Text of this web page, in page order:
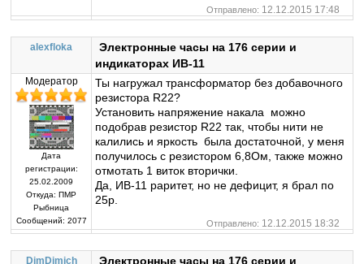
Отправлено: 12.12.2015 17:48
alexfloka
Электронные часы на 176 серии и
индикаторах ИВ-11
Модератор
Дата
регистрации:
25.02.2009
Откуда: ПМР
Рыбница
Сообщений: 2077
Ты нагружал трансформатор без добавочного
резистора R22?
Установить напряжение накала можно
подобрав резистор R22 так, чтобы нити не
калились и яркость была достаточной, у меня
получилось с резистором 6,8Ом, также можно
отмотать 1 виток вторички.
Да, ИВ-11 раритет, но не дефицит, я брал по
25р.
Отправлено: 12.12.2015 18:32
DimDimich Электронные часы на 176 серии и